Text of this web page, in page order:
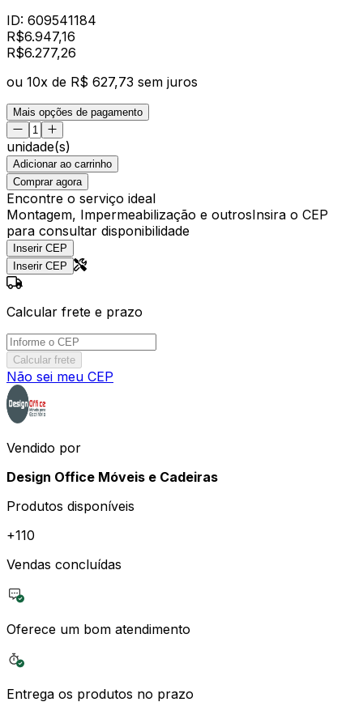
ID: 609541184
R$6.947,16
R$6.277,26
ou 10x de R$ 627,73 sem juros
Mais opções de pagamento
unidade(s)
Adicionar ao carrinho
Comprar agora
Encontre o serviço ideal
Montagem, Impermeabilização e outrosInsira o CEP
para consultar disponibilidade
Inserir CEP
Inserir CEP
Calcular frete e prazo
Calcular frete
Não sei meu CEP
Vendido por
Design Office Móveis e Cadeiras
Produtos disponíveis
+110
Vendas concluídas
Oferece um bom atendimento
Entrega os produtos no prazo